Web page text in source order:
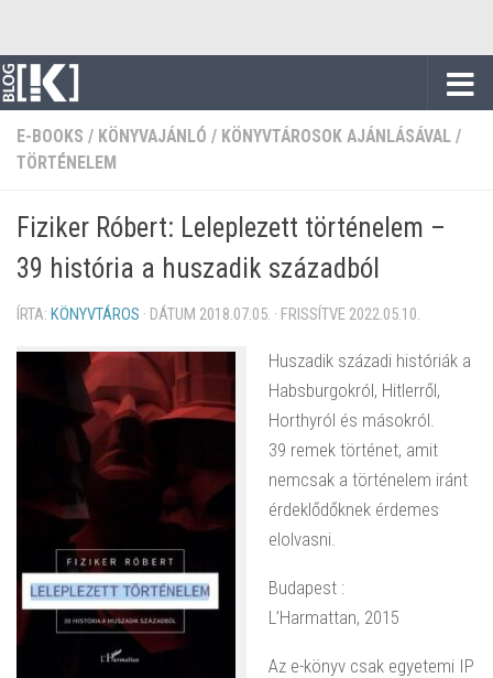
E-BOOKS / KÖNYVAJÁNLÓ / KÖNYVTÁROSOK AJÁNLÁSÁVAL /
TÖRTÉNELEM
Fiziker Róbert: Leleplezett történelem –
39 história a huszadik századból
ÍRTA: KÖNYVTÁROS · DÁTUM 2018.07.05. · FRISSÍTVE 2022.05.10.
Huszadik századi históriák a
Habsburgokról, Hitlerről,
Horthyról és másokról.
39 remek történet, amit
nemcsak a történelem iránt
érdeklődőknek érdemes
elolvasni.
Budapest :
L’Harmattan, 2015
Az e-könyv csak egyetemi IP